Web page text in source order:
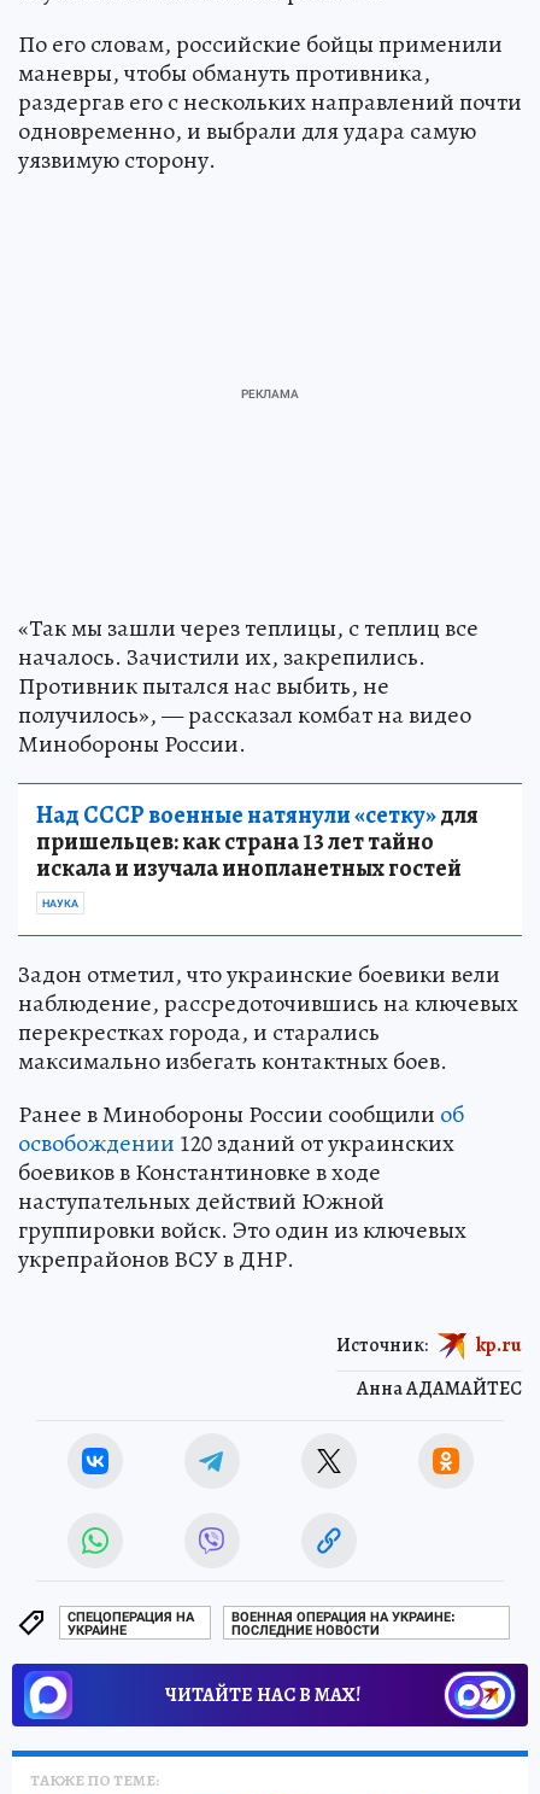
По его словам, российские бойцы применили
маневры, чтобы обмануть противника,
раздергав его с нескольких направлений почти
одновременно, и выбрали для удара самую
уязвимую сторону.
«Так мы зашли через теплицы, с теплиц все
началось. Зачистили их, закрепились.
Противник пытался нас выбить, не
получилось», — рассказал комбат на видео
Минобороны России.
Над СССР военные натянули «сетку»для
пришельцев: как страна 13 лет тайно
искала и изучала инопланетных гостей
НАУКА
Задон отметил, что украинские боевики вели
наблюдение, рассредоточившись на ключевых
перекрестках города, и старались
максимально избегать контактных боев.
Ранее в Минобороны России сообщили об
освобождении 120 зданий от украинских
боевиков в Константиновке в ходе
наступательных действий Южной
группировки войск. Это один из ключевых
укрепрайонов ВСУ в ДНР.
Анна АДАМАЙТЕС
Источник: kp.ru
СПЕЦОПЕРАЦИЯ НА
УКРАИНЕ
ВОЕННАЯ ОПЕРАЦИЯ НА УКРАИНЕ:
ПОСЛЕДНИЕ НОВОСТИ
ЧИТАЙТЕ НАС В МАХ!
ТАКЖЕ ПО ТЕМЕ: